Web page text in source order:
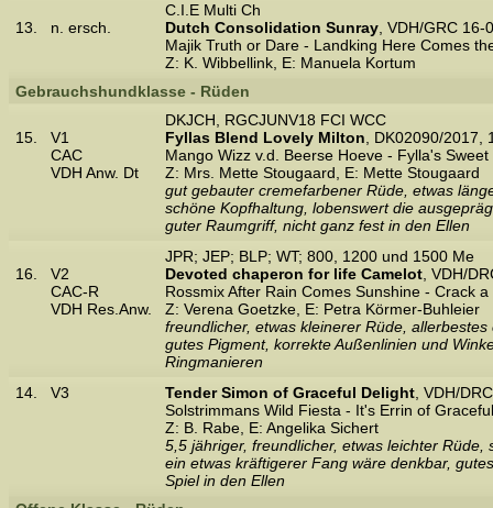
13. n. ersch.
C.I.E Multi Ch
Dutch Consolidation Sunray , VDH/GRC
Majik Truth or Dare - Landking Here Comes
Z: K. Wibbellink, E: Manuela Kortum
Gebrauchshundklasse - Rüden
15.
V1
CAC
VDH Anw. Dt
DKJCH, RGCJUNV18 FCI WCC
Fyllas Blend Lovely Milton , DK02090/2017,
Mango Wizz v.d. Beerse Hoeve - Fylla's
Z: Mrs. Mette Stougaard, E: Mette Stougaard
gut gebauter cremefarbener Rüde, etwas
schöne Kopfhaltung, lobenswert die
guter Raumgriff, nicht ganz fest in den Ellen
16.
V2
CAC-R
VDH Res.Anw.
JPR; JEP; BLP; WT; 800, 1200 und 1500 Me
Devoted chaperon for life Camelot , VDH/
Rossmix After Rain Comes Sunshine - Crack
Z: Verena Goetzke, E: Petra Körmer-Buhleier
freundlicher, etwas kleinerer Rüde,
gutes Pigment, korrekte Außenlinien und
Ringmanieren
14.
V3 Tender Simon of Graceful Delight , VDH/
Solstrimmans Wild Fiesta - It's Errin of
Z: B. Rabe, E: Angelika Sichert
5,5 jähriger, freundlicher, etwas leichter
ein etwas kräftigerer Fang wäre denkbar,
Spiel in den Ellen